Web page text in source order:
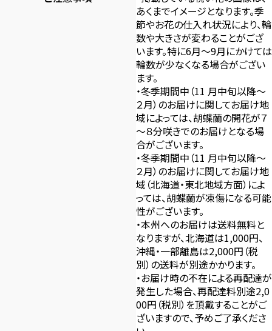
あくまでイメージとなります。季
節やお花の仕入れ状況により、輪
数や大きさが変わることがござ
います。特に6月～9月にかけては
輪数が少なくなる場合がござい
ます。
・冬季期間中（11 月中旬以降～
２月）のお届けに関してお届け地
域によっては、胡蝶蘭の開花が７
～８分咲きでのお届けとなる場
合がございます。
・冬季期間中（11 月中旬以降～
２月）のお届けに関してお届け地
域（北海道・東北地域方面）によ
っては、胡蝶蘭が凍傷になる可能
性がございます。
・本州へのお届けは送料無料と
なりますが、北海道は1,000円、
沖縄・一部離島は2,000円（税
別）の送料が別途かかります。
・お届け時の不在による再配達が
発生した場合、再配達料別途2,0
00円（税別）を頂戴することがご
ざいますので、予めご了承くださ